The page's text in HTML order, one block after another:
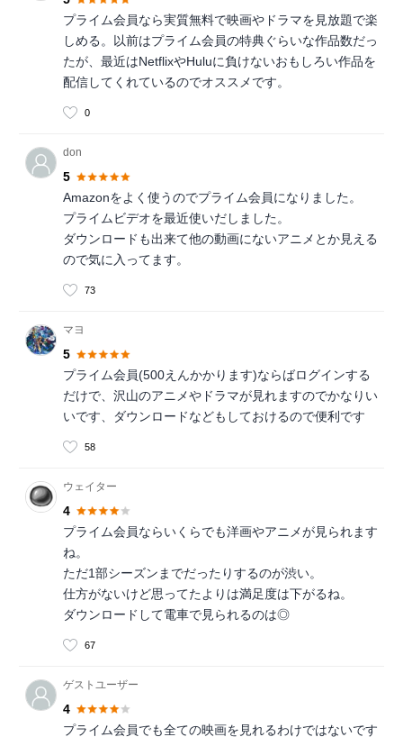
プライム会員なら実質無料で映画やドラマを見放題で楽
しめる。以前はプライム会員の特典ぐらいな作品数だっ
たが、最近はNetflixやHuluに負けないおもしろい作品を
配信してくれているのでオススメです。
0
don
5
Amazonをよく使うのでプライム会員になりました。
プライムビデオを最近使いだしました。
ダウンロードも出来て他の動画にないアニメとか見える
ので気に入ってます。
73
マヨ
5
プライム会員(500えんかかります)ならばログインする
だけで、沢山のアニメやドラマが見れますのでかなりい
いです、ダウンロードなどもしておけるので便利です
58
ウェイター
4
プライム会員ならいくらでも洋画やアニメが見られます
ね。
ただ1部シーズンまでだったりするのが渋い。
仕方がないけど思ってたよりは満足度は下がるね。
ダウンロードして電車で見られるのは◎
67
ゲストユーザー
4
プライム会員でも全ての映画を見れるわけではないです